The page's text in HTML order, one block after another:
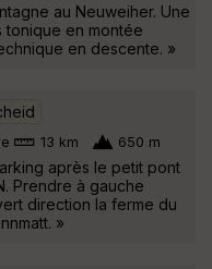
au Neuweiher. Une
tonique en montée
en descente. »
13 km 650 m
après le petit pont
Prendre à gauche
direction la ferme du
»